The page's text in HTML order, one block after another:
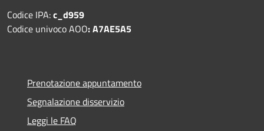
Codice IPA:c_d959
Codice univoco AOO: A7AE5A5
Prenotazione appuntamento
Segnalazione disservizio
Leggi le FAQ